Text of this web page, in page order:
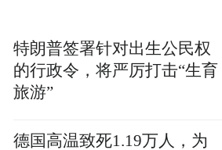
特朗普签署针对出生公民权
的行政令，将严厉打击“生育
旅游”
德国高温致死1.19万人，为